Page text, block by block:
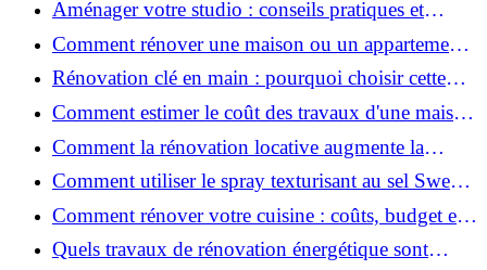
Aménager votre studio : conseils pratiques et
erreurs à éviter
Comment rénover une maison ou un appartement
avec 50 000 € : budget, étapes et astuces ?
Rénovation clé en main : pourquoi choisir cette
solution et à quoi faire attention ?
Comment estimer le coût des travaux d'une maison
?
Comment la rénovation locative augmente la
rentabilité de votre parc immobilier ?
Comment utiliser le spray texturisant au sel Sweet
Salt pour des cheveux effet plage ?
Comment rénover votre cuisine : coûts, budget et
astuces bois ?
Quels travaux de rénovation énergétique sont